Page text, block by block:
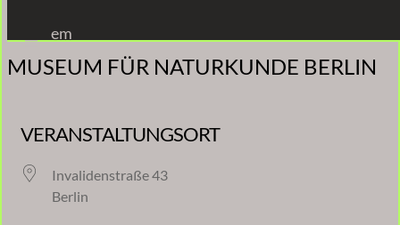
Inhalt
springen
em
MUSEUM FÜR NATURKUNDE BERLIN
VERANSTALTUNGSORT
Invalidenstraße 43
Berlin